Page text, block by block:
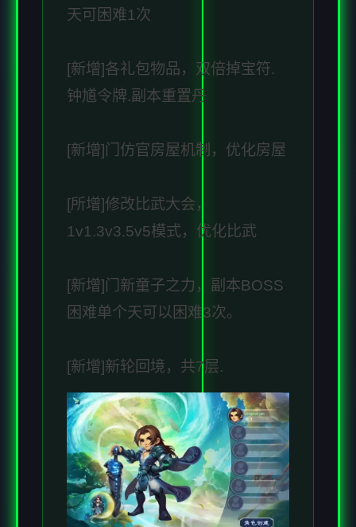
天可困难1次
[新增]各礼包物品，双倍掉宝符.
钟馗令牌.副本重置丹
[新增]门仿官房屋机制，优化房屋
[所增]修改比武大会，
1v1.3v3.5v5模式，优化比武
[新增]门新童子之力，副本BOSS
困难单个天可以困难3次。
[新增]新轮回境，共7层.